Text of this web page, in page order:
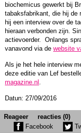
biochemicus gewerkt bij
tabaksfabrikant, die hij de
hij een interview over de
hieraan verbonden zijn.
actievoerder. Onlangs
vanavond via de website
Als je het hele interview
deze editie van Lef
magazine.nl
Datun: 27/09/2016
Reageer
reacties (0)
Facebook